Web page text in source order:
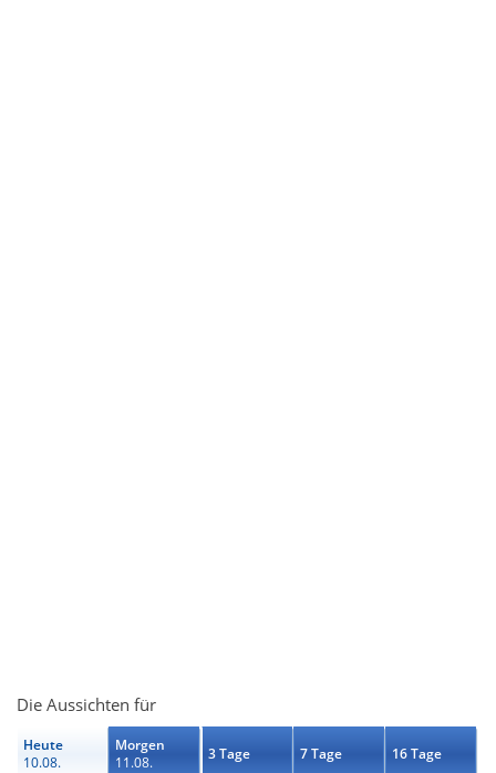
Die Aussichten für
Heute
10.08.
Morgen
11.08.
3 Tage 7 Tage 16 Tage